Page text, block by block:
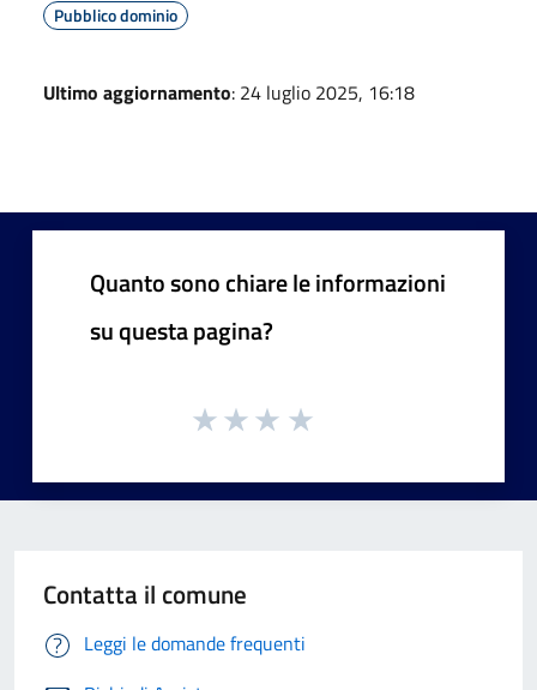
Pubblico dominio
Ultimo aggiornamento: 24 luglio 2025, 16:18
Quanto sono chiare le informazioni
su questa pagina?
Contatta il comune
Leggi le domande frequenti